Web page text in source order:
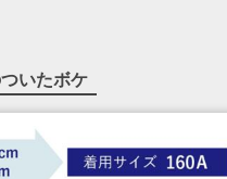
いたボケ